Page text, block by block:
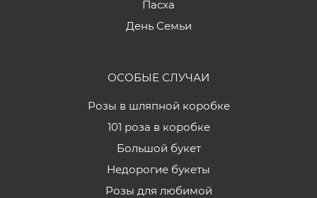
Пасха
День Семьи
ОСОБЫЕ СЛУЧАИ
Розы в шляпной коробке
101 роза в коробке
Большой букет
Недорогие букеты
Розы для любимой